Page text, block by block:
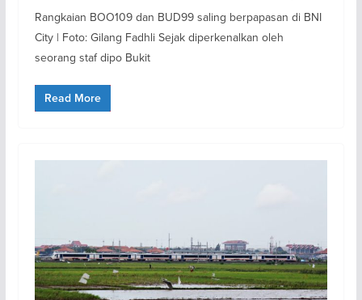
Rangkaian BOO109 dan BUD99 saling berpapasan di BNI
City | Foto: Gilang Fadhli Sejak diperkenalkan oleh
seorang staf dipo Bukit
Read More